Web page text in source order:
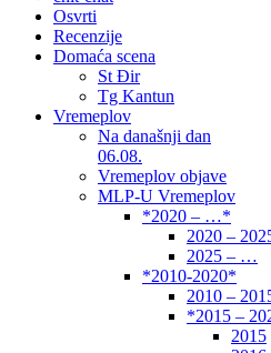
Osvrti
Recenzije
Domaća scena
St Đir
Tg Kantun
Vremeplov
Na današnji dan
06.08.
Vremeplov objave
MLP-U Vremeplov
*2020 – …*
2020 –
2025 – …
*2010-2020*
2010 –
*2015 –
2015